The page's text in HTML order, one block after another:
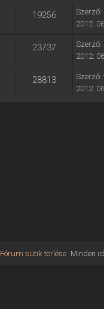
19256 Szerző:
2012.
23737 Szerző:
2012.
28813 Szerző:
2012.
Minden
Fórum sütik törlése